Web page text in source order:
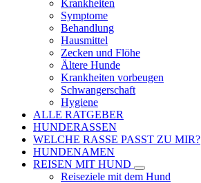
Krankheiten
Symptome
Behandlung
Hausmittel
Zecken und Flöhe
Ältere Hunde
Krankheiten vorbeugen
Schwangerschaft
Hygiene
ALLE RATGEBER
HUNDERASSEN
WELCHE RASSE PASST ZU MIR?
HUNDENAMEN
REISEN MIT HUND
Reiseziele mit dem Hund